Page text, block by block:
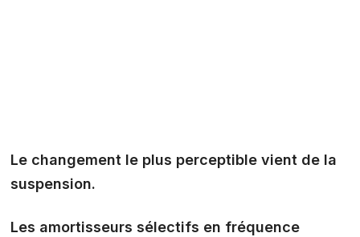
Le changement le plus perceptible vient de la
suspension.
Les amortisseurs sélectifs en fréquence